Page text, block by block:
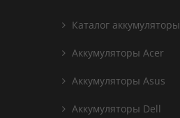
Каталог аккумуляторы
Аккумуляторы Acer
Аккумуляторы Asus
Аккумуляторы Dell